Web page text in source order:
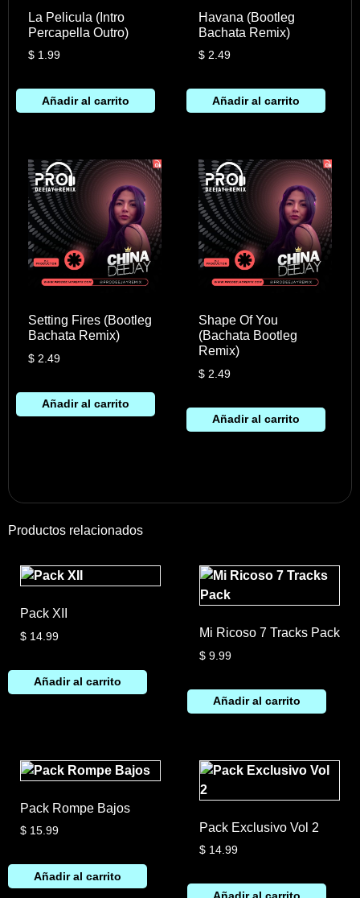
La Pelicula (Intro
Percapella Outro)
$1.99
Añadir al carrito
Havana (Bootleg
Bachata Remix)
$ 2.49
Añadir al carrito
Setting Fires (Bootleg
Bachata Remix)
$2.49
Añadir al carrito
Shape Of You
(Bachata Bootleg
Remix)
$ 2.49
Añadir al carrito
Productos relacionados
Pack XII
$ 14.99
Añadir al carrito
Mi Ricoso 7 Tracks Pack
$9.99
Añadir al carrito
Pack Rompe Bajos
$ 15.99
Añadir al carrito
Pack Exclusivo Vol 2
$14.99